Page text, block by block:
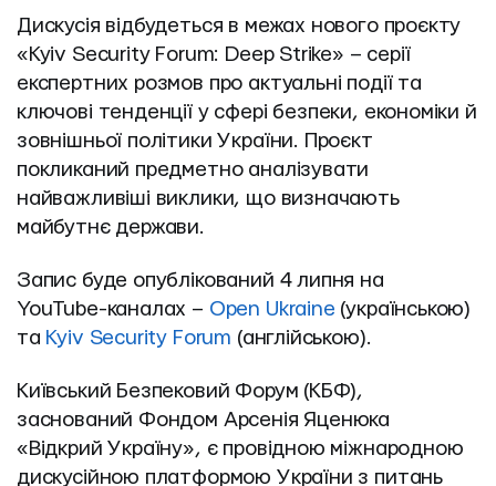
Дискусія відбудеться в межах нового проєкту
«Kyiv Security Forum: Deep Strike» – серії
експертних розмов про актуальні події та
ключові тенденції у сфері безпеки, економіки й
зовнішньої політики України. Проєкт
покликаний предметно аналізувати
найважливіші виклики, що визначають
майбутнє держави.
Запис буде опублікований 4 липня на
YouTube-каналах – Open Ukraine (українською)
та Kyiv Security Forum (англійською).
Київський Безпековий Форум (КБФ),
заснований Фондом Арсенія Яценюка
«Відкрий Україну», є провідною міжнародною
дискусійною платформою України з питань